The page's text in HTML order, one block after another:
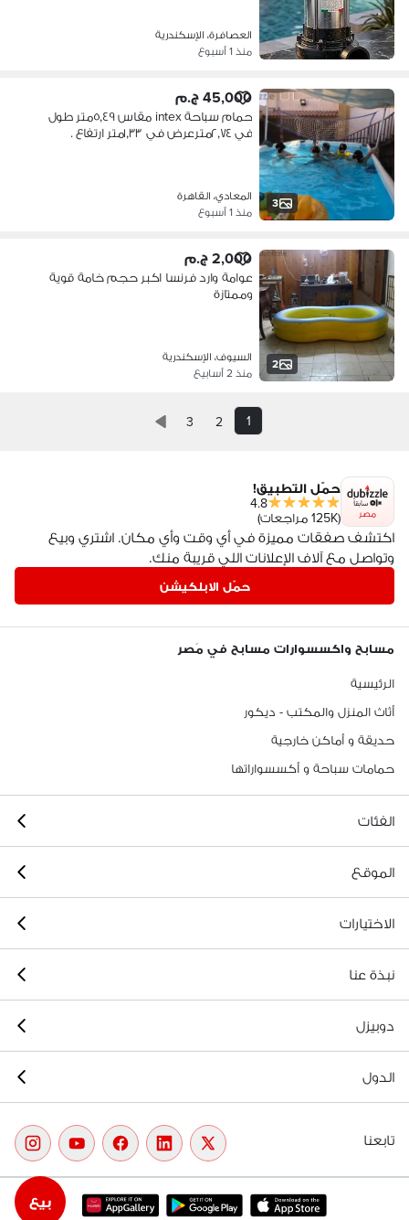
العصافرة، الإسكندرية
منذ 1 أسبوع
3
45,000 ج.م
حمام سباحة intex مقاس ٥,٤٩متر طول
في ٢,٧٤مترعرض في ١,٣٣متر ارتفاع .
المعادي، القاهرة
منذ 1 أسبوع
2
2,000 ج.م
عوامة وارد فرنسا اكبر حجم خامة قوية
وممتازة
السيوف، الإسكندرية
منذ 2 أسابيع
1
2
3
بيع
مصر
حمّل التطبيق!
4.8
(125K مراجعات)
اكتشف صفقات مميزة في أي وقت وأي مكان. اشتري وبيع
وتواصل مع آلاف الإعلانات اللي قريبة منك.
حمّل الابلكيشن
مسابح واكسسوارات مسابح في مَصر
الرئيسية
أثاث المنزل والمكتب - ديكور
حديقة و أماكن خارجية
حمامات سباحة و أكسسواراتها
الفئات
الموقع
الاختيارات
نبذة عنا
دوبيزل
الدول
تابعنا